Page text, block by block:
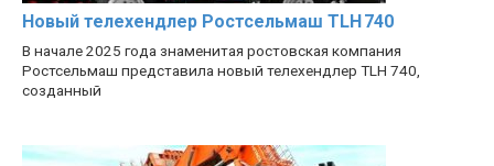
Новый телехендлер Ростсельмаш TLH 740
В начале 2025 года знаменитая ростовская компания
Ростсельмаш представила новый телехендлер TLH 740,
созданный